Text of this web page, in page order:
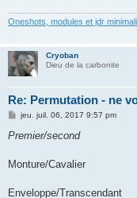
Oneshots, modules et jdr
Cryoban
Dieu de la carbonite
Re: Permutation - ne
M
s
g
jeu. juil. 06, 2017 9:57 pm
Premier/second
Monture/Cavalier
Enveloppe/Transcendant